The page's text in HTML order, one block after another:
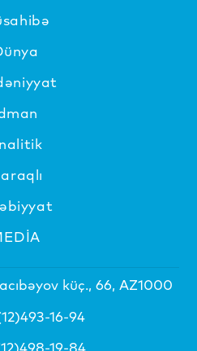
küç., 66, AZ1000
16-94
19-84